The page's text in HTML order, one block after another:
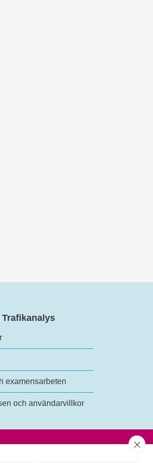
Trafikanalys
examensarbeten
och användarvillkor